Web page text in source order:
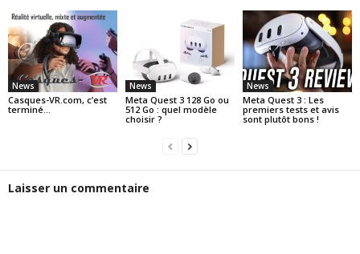
News
Casques-VR.com, c’est
terminé…
News
Meta Quest 3 128 Go ou
512 Go : quel modèle
choisir ?
News
Meta Quest 3 : Les
premiers tests et avis
sont plutôt bons !
Laisser un commentaire